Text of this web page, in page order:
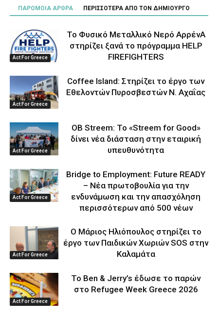
ΠΑΡΟΜΟΙΑ ΑΡΘΡΑ ΠΕΡΙΣΣΟΤΕΡΑ ΑΠΟ ΤΟΝ ΔΗΜΙΟΥΡΓΟ
Act For Greece
Το Φυσικό Μεταλλικό Νερό ΑρρένΑ
στηρίζει ξανά το πρόγραμμα HELP
FIREFIGHTERS
Act For Greece
Coffee Island: Στηρίζει το έργο των
Εθελοντών Πυροσβεστών Ν. Αχαΐας
Act For Greece
OB Streem: Το «Streem for Good»
δίνει νέα διάσταση στην εταιρική
υπευθυνότητα
Act For Greece
Bridge to Employment: Future READY
– Νέα πρωτοβουλία για την
ενδυνάμωση και την απασχόληση
περισσότερων από 500 νέων
Act For Greece
Ο Μάριος Ηλιόπουλος στηρίζει το
έργο των Παιδικών Χωριών SOS στην
Καλαμάτα
Act For Greece
Το Ben & Jerry’s έδωσε το παρών
στο Refugee Week Greece 2026